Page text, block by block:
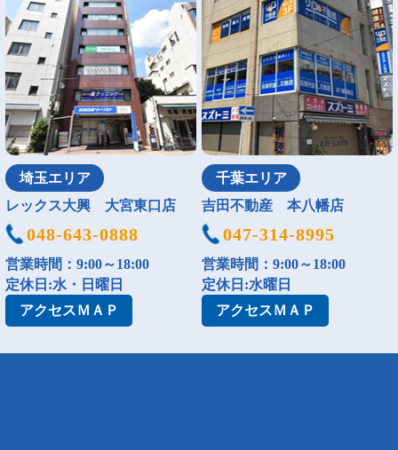
埼玉エリア
レックス大興 大宮東口店
048-643-0888
営業時間：9:00～18:00
定休日:水・日曜日
アクセスＭＡＰ
千葉エリア
吉田不動産 本八幡店
047-314-8995
営業時間：9:00～18:00
定休日:水曜日
アクセスＭＡＰ